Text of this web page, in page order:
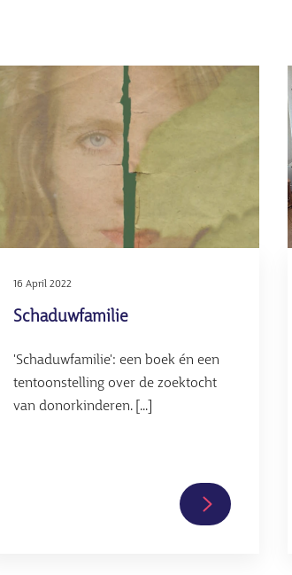
Schaduwfamilie
16 April 2022
'Schaduwfamilie': een boek én een
tentoonstelling over de zoektocht
van donorkinderen. [...]
Lees